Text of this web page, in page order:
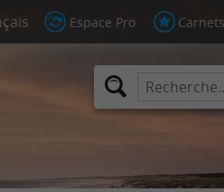
Espace Pro